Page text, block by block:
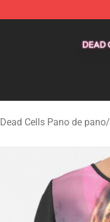
Dead Cells Pano de pano/